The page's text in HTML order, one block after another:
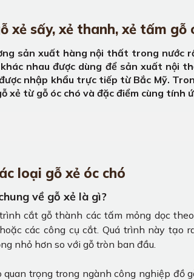
xẻ sấy, xẻ thanh, xẻ tấm gỗ
sản xuất hàng nội thất trong nước
nhau được dùng để sản xuất nội
nhập khẩu trực tiếp từ Bắc Mỹ.
xẻ từ gỗ óc chó và đặc điểm cùng tính
loại gỗ xẻ óc chó
về gỗ xẻ là gì?
cắt gỗ thành các tấm mỏng dọc
các công cụ cắt. Quá trình này tạo
nhỏ hơn so với gỗ tròn ban đầu.
quan trọng trong ngành công nghiệp đồ